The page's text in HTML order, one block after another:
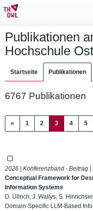
Publikationen
Hochschule
Startseite Publikationen
6767 Publikationen
« 1 2 3(current)
4 5
2026 | Konferenzband - Beitrag |
Conceptual Framework for
Information Systems
D. Ullrich, J. Wallys, S.
Domain-Specific LLM-Based